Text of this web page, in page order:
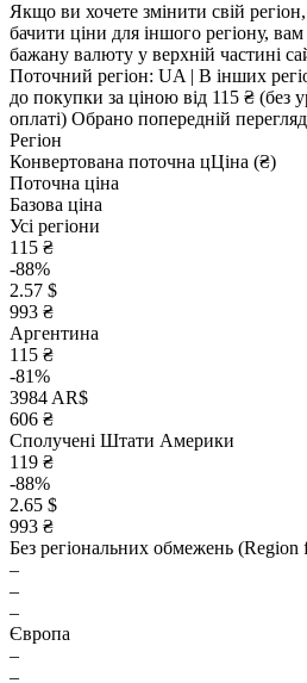
Якщо ви хочете змінити свій
бачити ціни для іншого регіону, вам
бажану валюту у верхній частині
Поточний регіон: UA | В інших
до покупки за ціною від 115 ₴ (без
оплаті) Обрано попередній
Регіон
Конвертована поточна цЦіна (₴)
Поточна ціна
Базова ціна
Усі регіони
115 ₴
-88%
2.57 $
993 ₴
Аргентина
115 ₴
-81%
3984 AR$
606 ₴
Сполучені Штати Америки
119 ₴
-88%
2.65 $
993 ₴
Без регіональних обмежень (Region
–
–
–
Європа
–
–